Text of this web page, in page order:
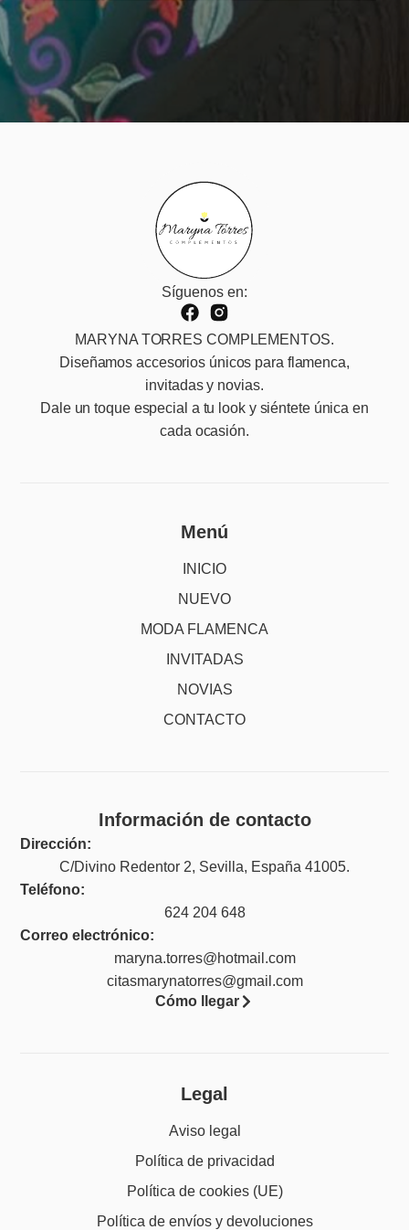
Síguenos en:
MARYNA TORRES COMPLEMENTOS.
Diseñamos accesorios únicos para flamenca,
invitadas y novias.
Dale un toque especial a tu look y siéntete única en
cada ocasión.
Menú
INICIO
NUEVO
MODA FLAMENCA
INVITADAS
NOVIAS
CONTACTO
Información de contacto
Dirección:
C/Divino Redentor 2, Sevilla, España 41005.
Teléfono:
624 204 648
Correo electrónico:
maryna.torres@hotmail.com
citasmarynatorres@gmail.com
Cómo llegar
Legal
Aviso legal
Política de privacidad
Política de cookies (UE)
Política de envíos y devoluciones